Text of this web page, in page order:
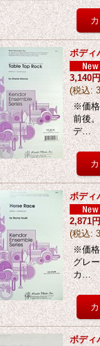
ボデ
3,140
(税込:
※価格
前後
デ…
ボデ
2,871
(税込:
※価格
グレ
カ…
ボデ